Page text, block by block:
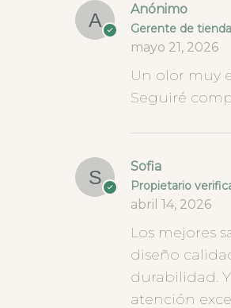
Anónimo
Gerente de tienda
mayo 21, 2026
Un olor muy
Seguiré
Sofia
Propietario
abril 14, 2026
Los mejores
diseño
durabilidad.
atención